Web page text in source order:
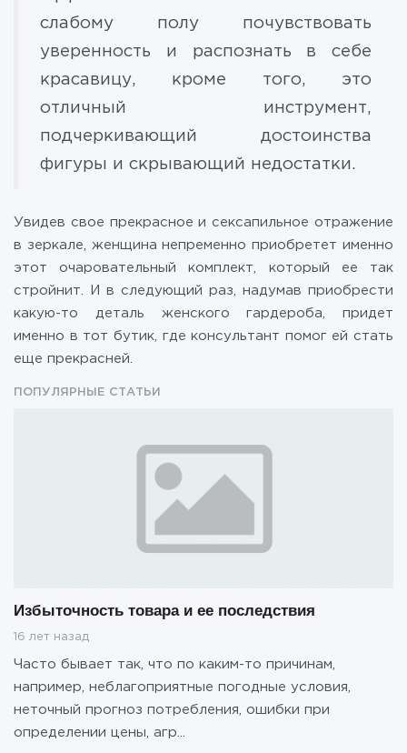
слабому полу почувствовать
уверенность и распознать в себе
красавицу, кроме того, это
отличный инструмент,
подчеркивающий достоинства
фигуры и скрывающий недостатки.
Увидев свое прекрасное и сексапильное отражение
в зеркале, женщина непременно приобретет именно
этот очаровательный комплект, который ее так
стройнит. И в следующий раз, надумав приобрести
какую-то деталь женского гардероба, придет
именно в тот бутик, где консультант помог ей стать
еще прекрасней.
ПОПУЛЯРНЫЕ СТАТЬИ
Избыточность товара и ее последствия
16 лет назад
Часто бывает так, что по каким-то причинам,
например, неблагоприятные погодные условия,
неточный прогноз потребления, ошибки при
определении цены, агр...